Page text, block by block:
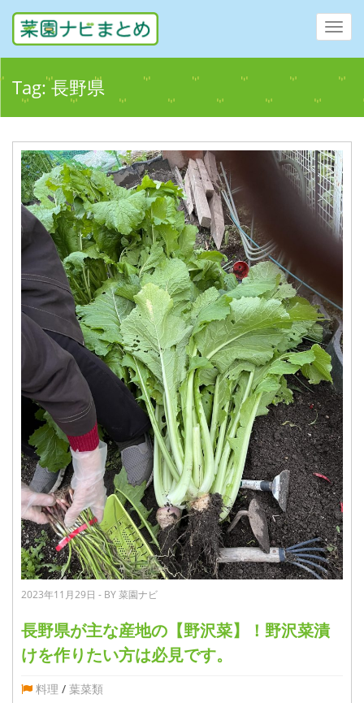
Tag:長野県
2023年11月29日 - BY 菜園ナビ
長野県が主な産地の【野沢菜】！野沢菜漬
けを作りたい方は必見です。
料理 / 葉菜類